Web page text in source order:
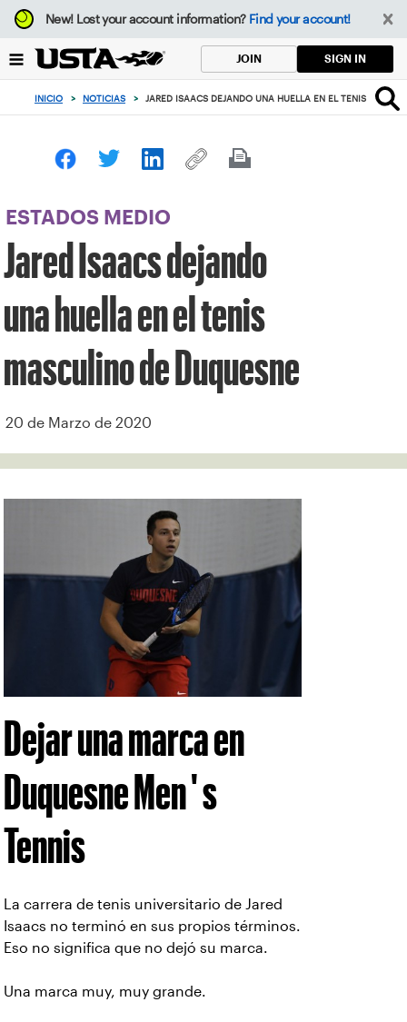
Enfoque
desde
botón
volver
principio
New!Lost your account information? Find your account!
JOIN SIGN IN
INICIO > NOTICIAS > JARED ISAACS DEJANDO UNA HUELLA EN EL TENIS
ESTADOS MEDIO
Jared Isaacs dejando
una huella en el tenis
masculino de Duquesne
20 de Marzo de 2020
Dejar una marca en
Duquesne Men ' s
Tennis
La carrera de tenis universitario de Jared
Isaacs no terminó en sus propios términos.
Eso no significa que no dejó su marca.
Una marca muy, muy grande.